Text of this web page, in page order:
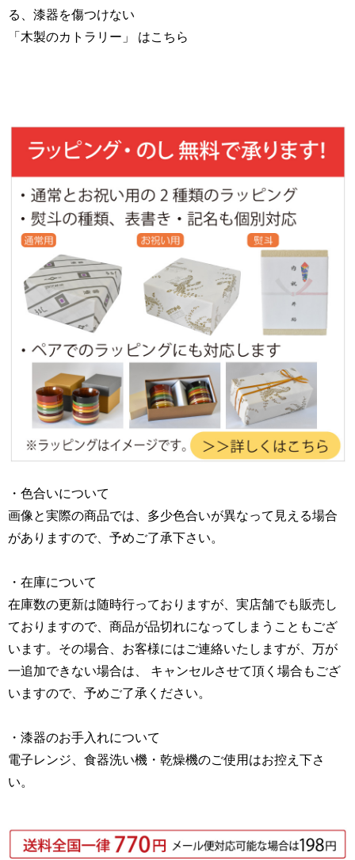
る、漆器を傷つけない
「木製のカトラリー」 はこちら
・色合いについて
画像と実際の商品では、多少色合いが異なって見える場合
がありますので、予めご了承下さい。
・在庫について
在庫数の更新は随時行っておりますが、実店舗でも販売し
ておりますので、商品が品切れになってしまうこともござ
います。その場合、お客様にはご連絡いたしますが、万が
一追加できない場合は、 キャンセルさせて頂く場合もござ
いますので、予めご了承ください。
・漆器のお手入れについて
電子レンジ、食器洗い機・乾燥機のご使用はお控え下さ
い。